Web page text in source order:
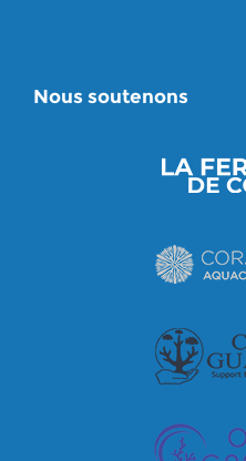
Nous soutenons